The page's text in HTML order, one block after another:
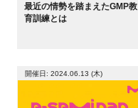
最近の情勢を踏まえたGMP教
育訓練とは
開催日: 2024.06.13 (木)